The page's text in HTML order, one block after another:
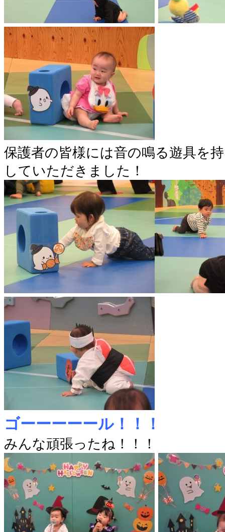
保護者の皆様には音の鳴る遊具を
していただきました！
ゴーーーーール！！！
みんな頑張ったね！！！